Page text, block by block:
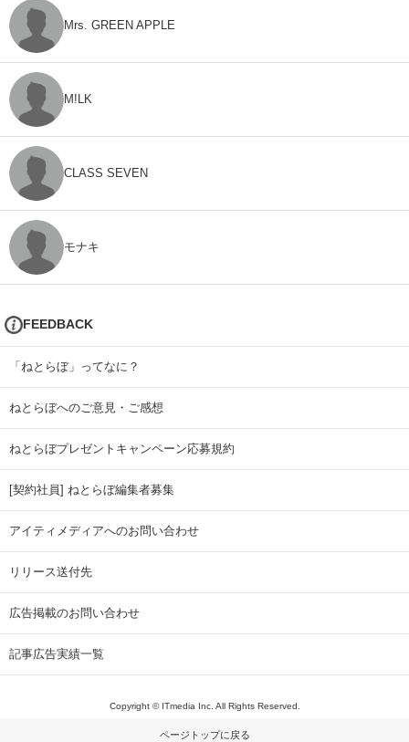
Mrs. GREEN APPLE
M!LK
CLASS SEVEN
モナキ
FEEDBACK
「ねとらぼ」ってなに？
ねとらぼへのご意見・ご感想
ねとらぼプレゼントキャンペーン応募規約
[契約社員] ねとらぼ編集者募集
アイティメディアへのお問い合わせ
リリース送付先
広告掲載のお問い合わせ
記事広告実績一覧
Copyright © ITmedia Inc. All Rights Reserved.
ページトップに戻る